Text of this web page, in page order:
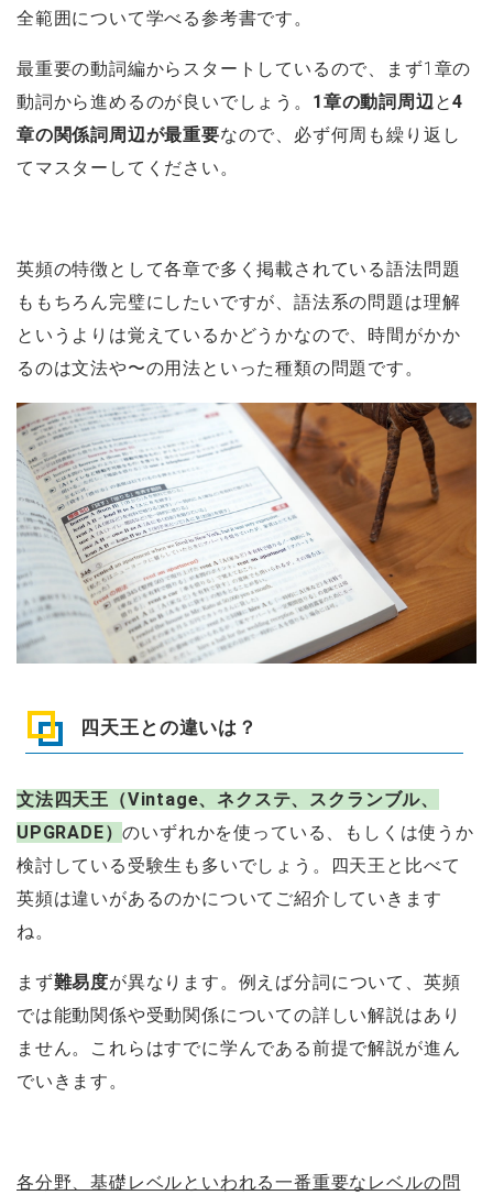
全範囲について学べる参考書です。
最重要の動詞編からスタートしているので、まず1章の
動詞から進めるのが良いでしょう。 1章の動詞周辺と4
章の関係詞周辺が最重要なので、必ず何周も繰り返し
てマスターしてください。
英頻の特徴として各章で多く掲載されている語法問題
ももちろん完璧にしたいですが、語法系の問題は理解
というよりは覚えているかどうかなので、時間がかか
るのは文法や〜の用法といった種類の問題です。
四天王との違いは？
文法四天王（Vintage、ネクステ、スクランブル、
UPGRADE）のいずれかを使っている、もしくは使うか
検討している受験生も多いでしょう。四天王と比べて
英頻は違いがあるのかについてご紹介していきます
ね。
まず難易度が異なります。例えば分詞について、英頻
では能動関係や受動関係についての詳しい解説はあり
ません。これらはすでに学んである前提で解説が進ん
でいきます。
各分野、基礎レベルといわれる一番重要なレベルの問